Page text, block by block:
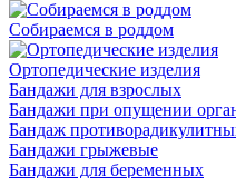
Собираемся в роддом
Ортопедические изделия
Бандажи для взрослых
Бандажи при опущении
Бандаж
Бандажи грыжевые
Бандажи для беременных